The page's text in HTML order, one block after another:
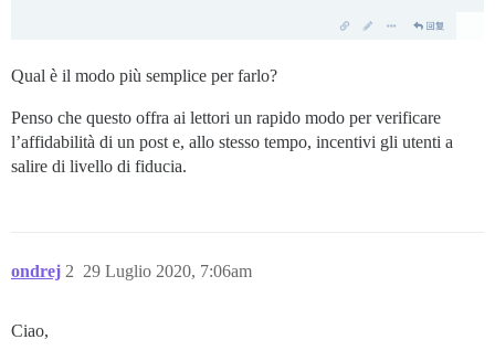
Qual è il modo più semplice per farlo?
Penso che questo offra ai lettori un rapido modo per verificare
l’affidabilità di un post e, allo stesso tempo, incentivi gli utenti a
salire di livello di fiducia.
ondrej 29 Luglio 2020, 7:06am
2
Ciao,